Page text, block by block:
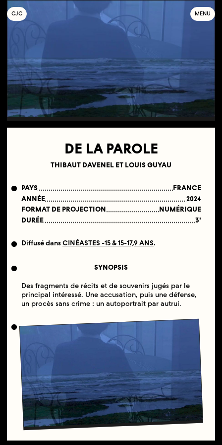
COLLECTIF
JEUNE
C INÉMA MENU
DE LA PAROLE
THIBAUT DAVENEL ET LOUIS GUYAU
PAYS
FRANCE
ANNÉE
2024
FORMAT DE PROJECTION
NUMÉRIQUE
DURÉE
3'
Diffusé dansCINÉASTES -15 & 15-17,9 ANS.
SYNOPSIS
Des fragments de récits et de souvenirs jugés par le
principal intéressé. Une accusation, puis une défense,
un procès sans crime : un autoportrait par autrui.